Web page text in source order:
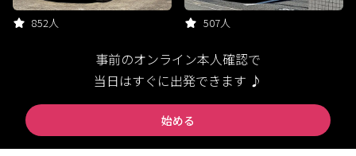
852人 507人
事前のオンライン本人確認で
当日はすぐに出発できます ♪
始める